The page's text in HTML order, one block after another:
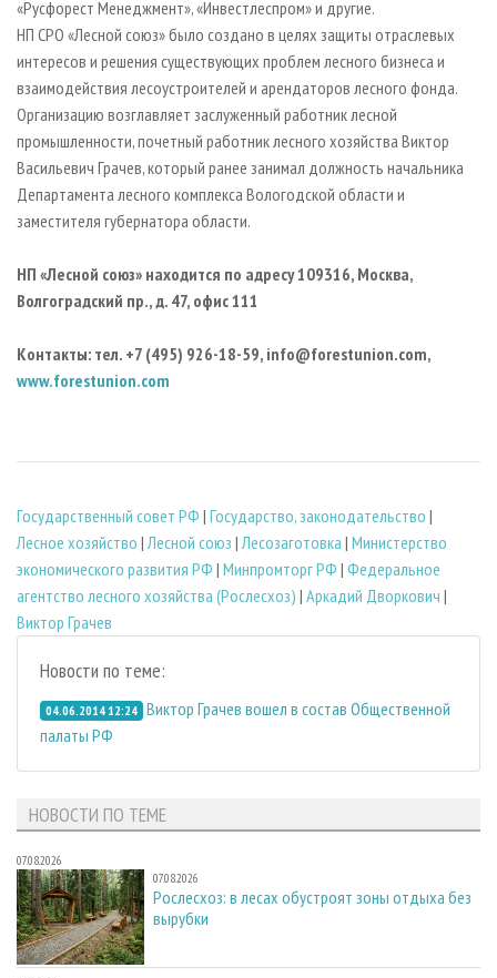
«Русфорест Менеджмент», «Инвестлеспром» и другие.
НП СРО «Лесной союз» было создано в целях защиты отраслевых
интересов и решения существующих проблем лесного бизнеса и
взаимодействия лесоустроителей и арендаторов лесного фонда.
Организацию возглавляет заслуженный работник лесной
промышленности, почетный работник лесного хозяйства Виктор
Васильевич Грачев, который ранее занимал должность начальника
Департамента лесного комплекса Вологодской области и
заместителя губернатора области.
НП «Лесной союз» находится по адресу 109316, Москва,
Волгоградский пр., д. 47, офис 111
Контакты: тел. +7 (495) 926-18-59, info@forestunion.com,
www.forestunion.com
Государственный совет РФ | Государство, законодательство |
Лесное хозяйство |Лесной союз |Лесозаготовка | Министерство
экономического развития РФ | Минпромторг РФ | Федеральное
агентство лесного хозяйства (Рослесхоз) | Аркадий Дворкович |
Виктор Грачев
Новости по теме:
04.06.2014 12:24 Виктор Грачев вошел в состав Общественной
палаты РФ
НОВОСТИ ПО ТЕМЕ
07.08.2026
07.08.2026
Рослесхоз: в лесах обустроят зоны отдыха без
вырубки